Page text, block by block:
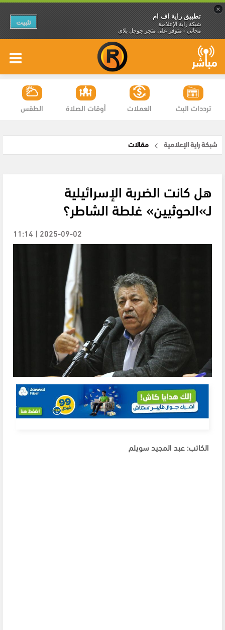
×
تطبيق راية اف ام
شبكة راية الإعلامية
مجاني - متوفر على متجر جوجل بلاي
تثبيت
الطقس أوقات الصلاة العملات ترددات البث
شبكة راية الإعلامية مقالات
هل كانت الضربة الإسرائيلية
لـ»الحوثيين» غلطة الشاطر؟
2025-09-02 | 11:14
الكاتب: عبد المجيد سويلم